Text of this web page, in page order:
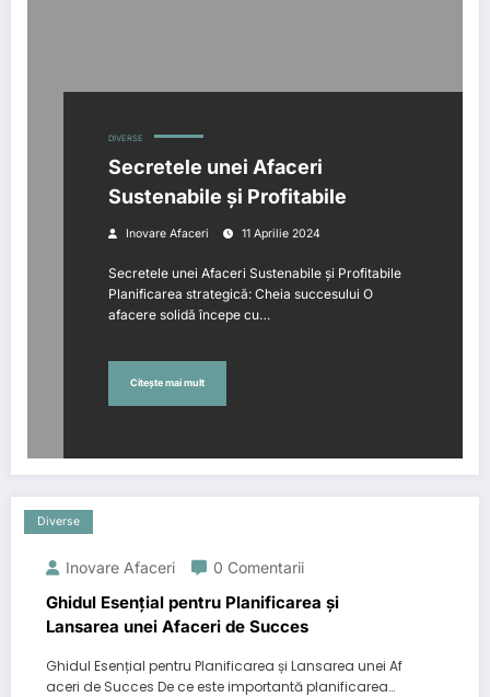
DIVERSE
Secretele unei Afaceri
Sustenabile și Profitabile
Inovare Afaceri 11 Aprilie 2024
Secretele unei Afaceri Sustenabile și Profitabile
Planificarea strategică: Cheia succesului O
afacere solidă începe cu…
Citește mai mult
Diverse
Inovare Afaceri 0 Comentarii
Ghidul Esențial pentru Planificarea și
Lansarea unei Afaceri de Succes
Ghidul Esențial pentru Planificarea și Lansarea unei Af
aceri de Succes De ce este importantă planificarea…